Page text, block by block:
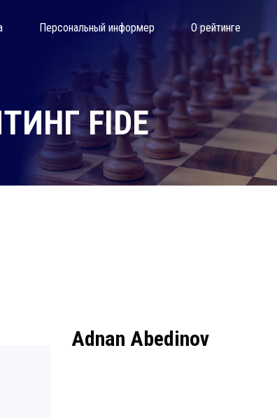
Персональный информер О рейтинге
FIDE
Adnan Abedinov